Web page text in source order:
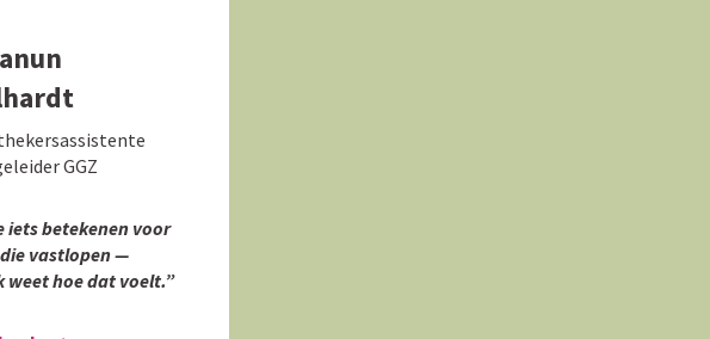
GGZ
iets betekenen voor
vastlopen —
weet hoe dat voelt.”